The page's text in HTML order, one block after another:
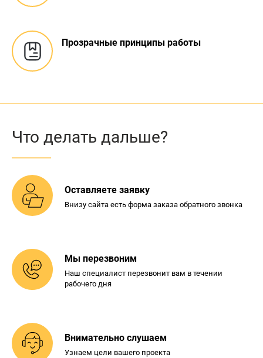
Прозрачные принципы работы
Что делать дальше?
Оставляете заявку
Внизу сайта есть форма заказа обратного звонка
Мы перезвоним
Наш специалист перезвонит вам в течении
рабочего дня
Внимательно слушаем
Узнаем цели вашего проекта